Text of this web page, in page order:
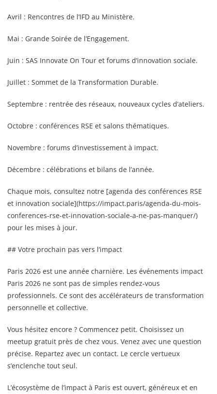
Avril : Rencontres de l’IFD au Ministère.
Mai : Grande Soirée de l’Engagement.
Juin : SAS Innovate On Tour et forums d’innovation sociale.
Juillet : Sommet de la Transformation Durable.
Septembre : rentrée des réseaux, nouveaux cycles d’ateliers.
Octobre : conférences RSE et salons thématiques.
Novembre : forums d’investissement à impact.
Décembre : célébrations et bilans de l’année.
Chaque mois, consultez notre [agenda des conférences RSE
et innovation sociale](https://impact.paris/agenda-du-mois-
conferences-rse-et-innovation-sociale-a-ne-pas-manquer/)
pour les mises à jour.
## Votre prochain pas vers l’impact
Paris 2026 est une année charnière. Les événements impact
Paris 2026 ne sont pas de simples rendez-vous
professionnels. Ce sont des accélérateurs de transformation
personnelle et collective.
Vous hésitez encore ? Commencez petit. Choisissez un
meetup gratuit près de chez vous. Venez avec une question
précise. Repartez avec un contact. Le cercle vertueux
s’enclenche tout seul.
L’écosystème de l’impact à Paris est ouvert, généreux et en